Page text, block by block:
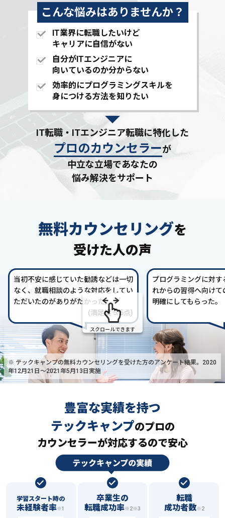
こんな悩みはありませんか？
IT業界に転職したいけど
キャリアに自信がない
自分がITエンジニアに
向いているのか分からない
効率的にプログラミングスキルを
身につける方法を知りたい
IT転職・ITエンジニア転職に特化した
プロのカウンセラーが
中立な立場であなたの
悩み解決をサポート
無料カウンセリングを
受けた人の声
当初不安に感じていた勧誘などは一切
なく、就職相談のような対応をしてい
ただいたのがありがたかった。
(満足度 5/5点)
プログラミングに対
れからの習得へ向け
明確にしてもらった。
スクロールできます
※ テックキャンプの無料カウンセリングを受けた方のアンケート結果。2020
年12月21日〜2021年5月13日実施
豊富な実績を持つ
テックキャンプのプロの
カウンセラーが対応するので安心
学習スタート時の
未経験者率※1
卒業生の
転職成功率※2※3
転職
成功者数※2